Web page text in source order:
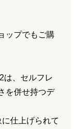
ップでもご購
は、セルフレ
を併せ持つデ
仕上げられて